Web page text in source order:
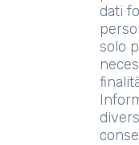
dati
solo